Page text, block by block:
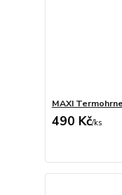
MAXI
490 Kč/ks